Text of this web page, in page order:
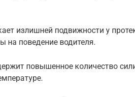
излишней подвижности у
на поведение водителя.
повышенное количество